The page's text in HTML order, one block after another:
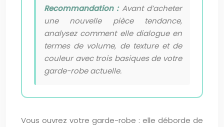
Recommandation :Avant d’acheter
une nouvelle pièce tendance,
analysez comment elle dialogue en
termes de volume, de texture et de
couleur avec trois basiques de votre
garde-robe actuelle.
Vous ouvrez votre garde-robe : elle déborde de